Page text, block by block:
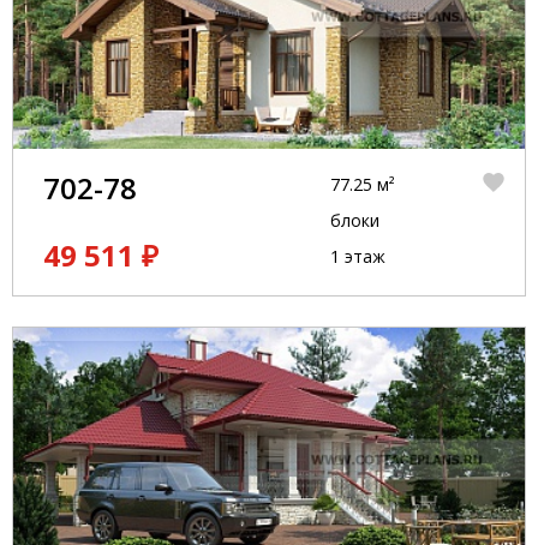
702-78
49 511 ₽
77.25 м²
блоки
1 этаж